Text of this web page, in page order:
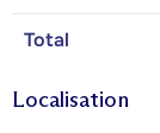
Total
Localisation